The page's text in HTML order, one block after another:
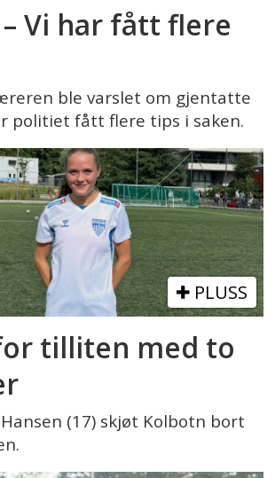
Vi har fått flere
ble varslet om gjentatte
politiet fått flere tips i saken.
PLUSS
tilliten med to
(17) skjøt Kolbotn bort